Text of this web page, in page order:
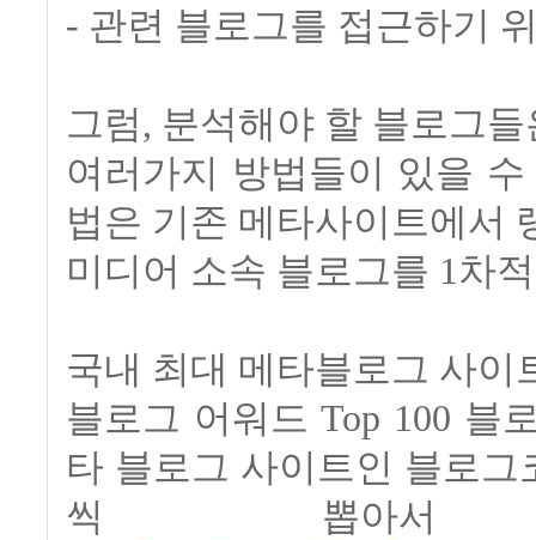
- 관련 블로그를 접근하기
그럼, 분석해야 할 블로그
여러가지 방법들이 있을
법은 기존 메타사이트에서
미디어 소속 블로그를 1차
국내 최대 메타블로그 사이
블로그 어워드 Top 100 블
타 블로그 사이트인 블로
씩 뽑아